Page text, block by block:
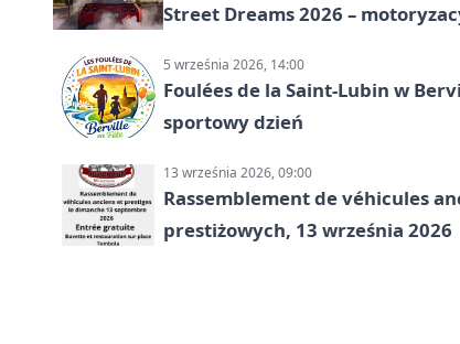
Street Dreams 2026 –
5 września 2026, 14:00
Foulées de la Saint-Lubin w
sportowy dzień
13 września 2026, 09:00
Rassemblement de véhicules
prestiżowych, 13 września 2026